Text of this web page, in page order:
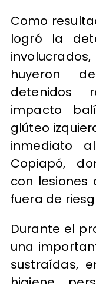
Como
logró la
huyeron
detenidos
impacto
glúteo
inmediato
Copiapó,
con
fuera de
Durante el
una
sustraídas,